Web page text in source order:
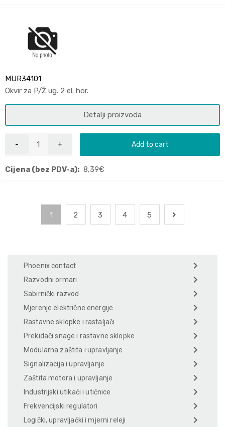
MUR34101
Okvir za P/Ž ug. 2 el. hor.
Detalji proizvoda
Add to cart
Cijena (bez PDV-a): 8,39€
1 2 3 4 5
Phoenix contact
Razvodni ormari
Sabirnički razvod
Mjerenje električne energije
Rastavne sklopke i rastaljači
Prekidači snage i rastavne sklopke
Modularna zaštita i upravljanje
Signalizacija i upravljanje
Zaštita motora i upravljanje
Industrijski utikači i utičnice
Frekvencijski regulatori
Logički, upravljački i mjerni releji